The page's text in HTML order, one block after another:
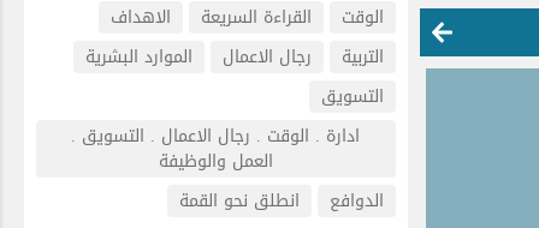
الوقت
القراءة السريعة
الاهداف
التربية
رجال الاعمال
الموارد البشرية
التسويق
ادارة . الوقت . رجال الاعمال . التسويق .
العمل والوظيفة
الدوافع
انطلق نحو القمة